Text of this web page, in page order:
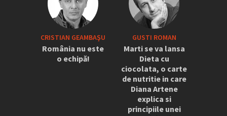
CRISTIAN GEAMBAŞU
România nu este
o echipă!
GUSTI ROMAN
Marti se va lansa
Dieta cu
ciocolata, o carte
de nutritie in care
Diana Artene
explica si
principiile unei